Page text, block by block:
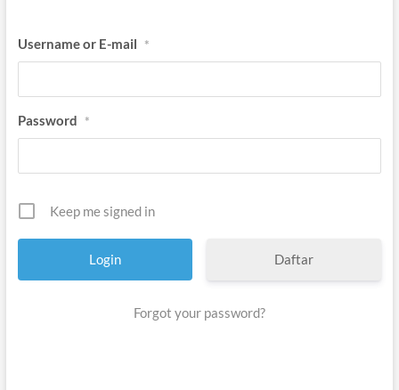
Username or E-mail *
Password *
Keep me signed in
Daftar
Forgot your password?